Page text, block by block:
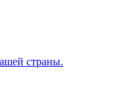
страны.